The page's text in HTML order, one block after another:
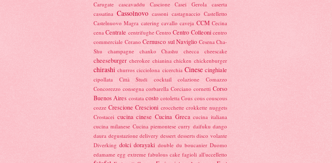
Carugate
cascavaddu Cascione Casei Gerola
caserta
cassatina Cassolnovo cassoni castagnaccio Castelletto
Castelnuovo Magra catering cavallo caveja CCM Cecina
cena Centrale centrifughe Centro Centro Colleoni centro
commerciale Cerano Cernusco sul Naviglio Cesena Cha-
Shu
champagne chanko Chashu checca cheescake
cheeseburger cherokee chianina chicken chickenburger
chirashi churros cicciolona cicerchia Cinese cinghiale
cipollata Città Studi cocktail colazione
Comazzo
Concorezzo consegna corbarella Corciano cornetti Corso
Buenos Aires costata costo cotoletta Cous cous couscous
cozze Crescione Crescioni crocchette crokkette nuggets
Crostacei cucina cinese Cucina Greca cucina italiana
cucina milanese Cucina piemontese curry daifuku dango
daura degustazione delivery dessert desserts disco volante
Diverking dolci dorayaki double du boucanier Duomo
edamame egg extreme fabulous cake fagioli all'uccelletto